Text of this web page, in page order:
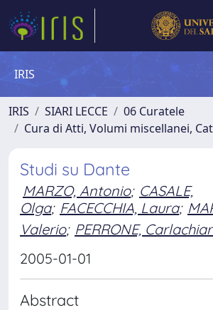
IRIS
IRIS SIARI LECCE
06 Curatele
Cura di Atti, Volumi miscellanei,
Studi su Dante
MARZO, Antonio; CASALE,
Olga; FACECCHIA, Laura;
Valerio; PERRONE,
2005-01-01
Abstract